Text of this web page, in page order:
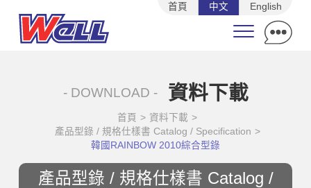
首頁 中文 English
- DOWNLOAD - 資料下載
首頁 > 資料下載 >
產品型錄 / 規格仕樣書 Catalog / Specification >
韓國RAINBOW 2010綜合型錄
產品型錄 / 規格仕樣書 Catalog /